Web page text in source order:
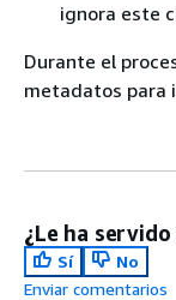
ignora este
Durante el
metadatos para
¿Le ha
Sí
No
Enviar comentarios